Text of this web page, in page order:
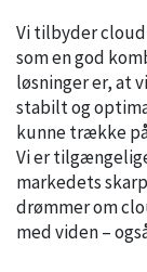
Vi tilbyder
som en god
løsninger er, at
stabilt og
kunne trække
Vi er
markedets
drømmer om
med viden –